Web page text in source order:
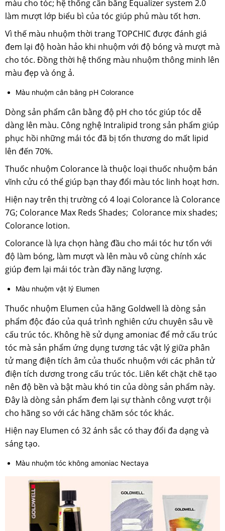
màu cho tóc; hệ thống cân bằng Equalizer system 2.0
làm mượt lớp biểu bì của tóc giúp phủ màu tốt hơn.
Vì thế màu nhuộm thời trang TOPCHIC được đánh giá
đem lại độ hoàn hảo khi nhuộm với độ bóng và mượt mà
cho tóc. Đồng thời hệ thống màu nhuộm thông minh lên
màu đẹp và óng ả.
Màu nhuộm cân bằng pH Colorance
Dòng sản phẩm cân bằng độ pH cho tóc giúp tóc dễ
dàng lên màu. Công nghệ Intralipid trong sản phẩm giúp
phục hồi những mái tóc đã bị tổn thương do mất lipid
lên đến 70%.
Thuốc nhuộm Colorance là thuộc loại thuốc nhuộm bán
vĩnh cửu có thể giúp bạn thay đổi màu tóc linh hoạt hơn.
Hiện nay trên thị trường có 4 loại Colorance là Colorance
7G; Colorance Max Reds Shades; Colorance mix shades;
Colorance lotion.
Colorance là lựa chọn hàng đầu cho mái tóc hư tổn với
độ làm bóng, làm mượt và lên màu vô cùng chính xác
giúp đem lại mái tóc tràn đầy năng lượng.
Màu nhuộm vật lý Elumen
Thuốc nhuộm Elumen của hãng Goldwell là dòng sản
phẩm độc đáo của quá trình nghiên cứu chuyên sâu về
cấu trúc tóc. Không hề sử dụng amoniac để mở cấu trúc
tóc mà sản phẩm ứng dụng tương tác vật lý giữa phân
tử mang điện tích âm của thuốc nhuộm với các phân tử
điện tích dương trong cấu trúc tóc. Liên kết chặt chẽ tạo
nên độ bền và bật màu khó tin của dòng sản phẩm này.
Đây là dòng sản phẩm đem lại sự thành công vượt trội
cho hãng so với các hãng chăm sóc tóc khác.
Hiện nay Elumen có 32 ánh sắc có thay đổi đa dạng và
sáng tạo.
Màu nhuộm tóc không amoniac Nectaya